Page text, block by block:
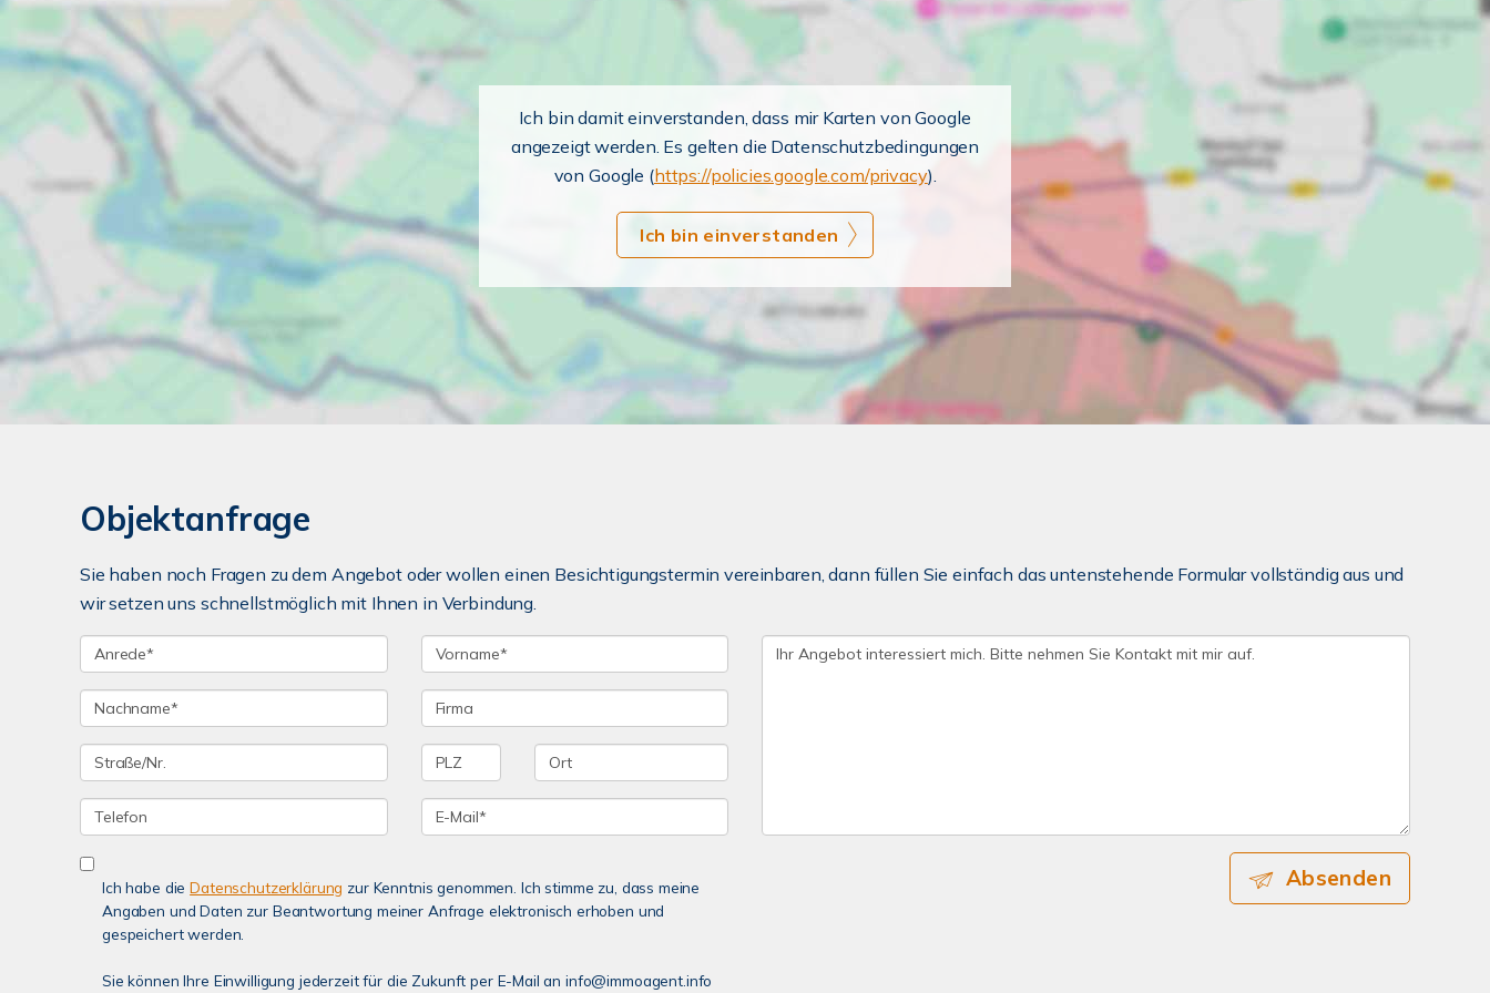
Ich bin damit einverstanden, dass mir Karten von Google
angezeigt werden. Es gelten die Datenschutzbedingungen
von Google (https://policies.google.com/privacy).
Ich bin einverstanden
Objektanfrage
Sie haben noch Fragen zu dem Angebot oder wollen einen Besichtigungstermin vereinbaren, dann füllen Sie einfach das untenstehende Formular vollständig aus und
wir setzen uns schnellstmöglich mit Ihnen in Verbindung.
Ich habe dieDatenschutzerklärung zur Kenntnis genommen. Ich stimme zu, dass meine
Angaben und Daten zur Beantwortung meiner Anfrage elektronisch erhoben und
gespeichert werden.
Sie können Ihre Einwilligung jederzeit für die Zukunft per E-Mail an info@immoagent.info
Absenden